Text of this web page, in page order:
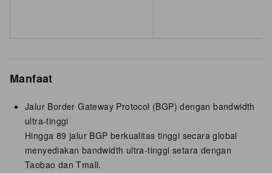
Manfaat
Jalur Border Gateway Protocol (BGP) dengan bandwidth
ultra-tinggi
Hingga 89 jalur BGP berkualitas tinggi secara global
menyediakan bandwidth ultra-tinggi setara dengan
Taobao dan Tmall.